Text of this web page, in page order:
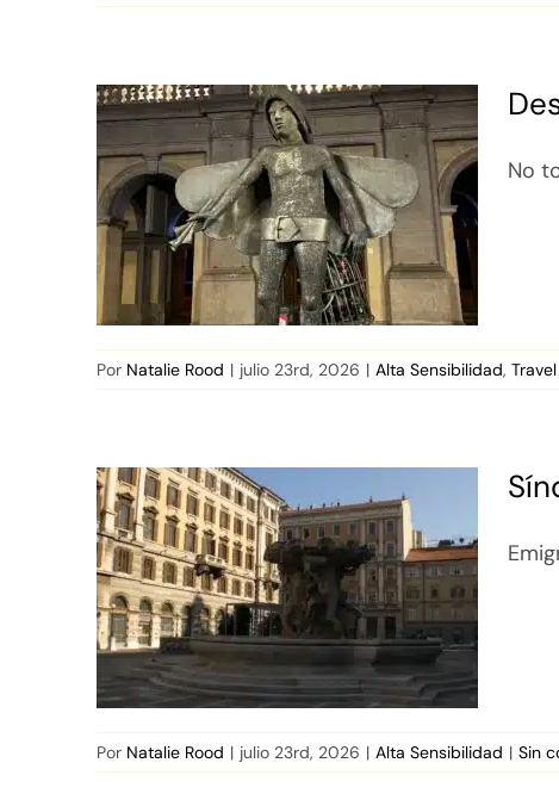
No
Por Natalie Rood | julio 23rd, 2026 | Alta Sensibilidad,Travel
Por Natalie Rood | julio 23rd, 2026 | Alta Sensibilidad | Sin